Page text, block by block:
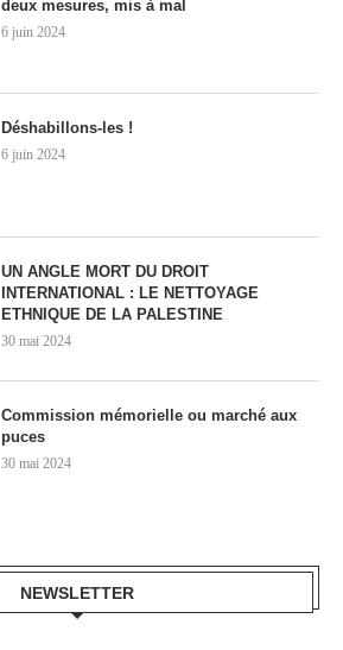
deux mesures, mis à mal
6 juin 2024
Déshabillons-les !
6 juin 2024
UN ANGLE MORT DU DROIT
INTERNATIONAL : LE NETTOYAGE
ETHNIQUE DE LA PALESTINE
30 mai 2024
Commission mémorielle ou marché aux
puces
30 mai 2024
NEWSLETTER